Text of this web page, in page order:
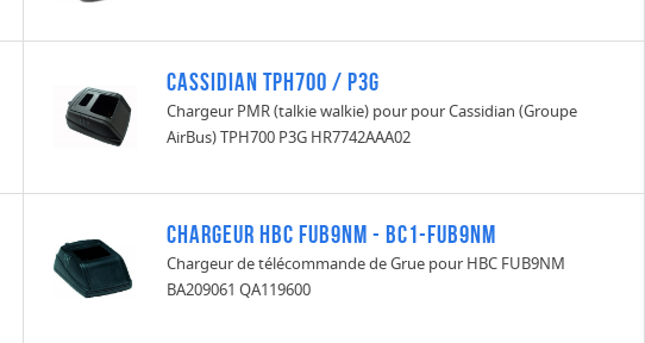
CASSIDIAN TPH700 / P3G
Chargeur PMR (talkie walkie) pour pour Cassidian (Groupe
AirBus) TPH700 P3G HR7742AAA02
Chargeur HBC FUB9NM - BC1-FUB9NM
Chargeur de télécommande de Grue pour HBC FUB9NM
BA209061 QA119600